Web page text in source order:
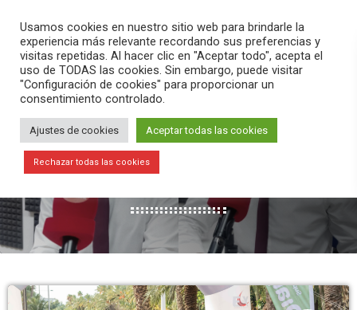
search menu pause PLAY
MES: ABRIL 2024
Usamos cookies en nuestro sitio web para brindarle la
experiencia más relevante recordando sus preferencias y
visitas repetidas. Al hacer clic en "Aceptar todo", acepta el
uso de TODAS las cookies. Sin embargo, puede visitar
"Configuración de cookies" para proporcionar un
consentimiento controlado.
Ajustes de cookies Aceptar todas las cookies
Rechazar todas las cookies